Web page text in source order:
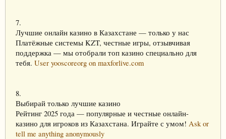
7.
Лучшие онлайн казино в Казахстане — только у нас
Платёжные системы KZT, честные игры, отзывчивая
поддержка — мы отобрали топ казино специально для
тебя. User yooscoreorg on maxforlive.com
8.
Выбирай только лучшие казино
Рейтинг 2025 года — популярные и честные онлайн-
казино для игроков из Казахстана. Играйте с умом! Ask or
tell me anything anonymously